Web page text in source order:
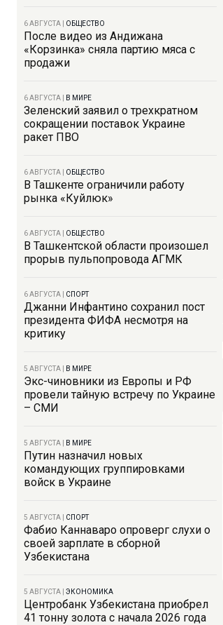
6 АВГУСТА ОБЩЕСТВО
После видео из Андижана
«Корзинка» сняла партию мяса с
продажи
6 АВГУСТА В МИРЕ
Зеленский заявил о трехкратном
сокращении поставок Украине
ракет ПВО
6 АВГУСТА ОБЩЕСТВО
В Ташкенте ограничили работу
рынка «Куйлюк»
6 АВГУСТА ОБЩЕСТВО
В Ташкентской области произошел
прорыв пульпопровода АГМК
6 АВГУСТА СПОРТ
Джанни Инфантино сохранил пост
президента ФИФА несмотря на
критику
5 АВГУСТА В МИРЕ
Экс-чиновники из Европы и РФ
провели тайную встречу по Украине
– СМИ
5 АВГУСТА В МИРЕ
Путин назначил новых
командующих группировками
войск в Украине
5 АВГУСТА СПОРТ
Фабио Каннаваро опроверг слухи о
своей зарплате в сборной
Узбекистана
5 АВГУСТА ЭКОНОМИКА
Центробанк Узбекистана приобрел
41 тонну золота с начала 2026 года